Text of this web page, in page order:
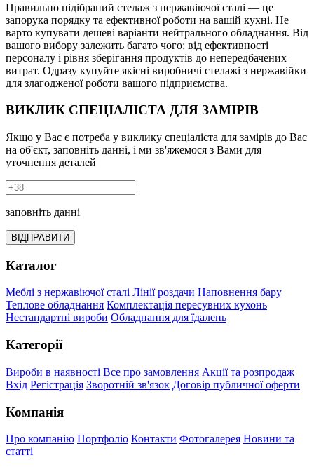
Правильно підібраний стелаж з нержавіючої сталі — це
запорука порядку та ефективної роботи на вашій кухні. Не
варто купувати дешеві варіанти нейтрального обладнання. Від
вашого вибору залежить багато чого: від ефективності
персоналу і рівня зберігання продуктів до непередбачених
витрат. Одразу купуйте якісні виробничі стелажі з нержавійки
для злагодженої роботи вашого підприємства.
ВИКЛИК СПЕЦІАЛІСТА ДЛЯ ЗАМІРІВ
Якщо у Вас є потреба у виклику спеціаліста для замірів до Вас
на об'єкт, заповніть данні, і ми зв'яжемося з Вами для
уточнення деталей
заповніть данні
ВІДПРАВИТИ
Каталог
Меблі з нержавіючої сталі Лінії роздачи Наповнення бару
Теплове обладнання Комплектація пересувних кухонь
Нестандартні вироби Обладнання для їдалень
Категорії
Вироби в наявності Все про замовлення Акції та розпродаж
Вхід Регістрація Зворотній зв'язок Договір публичної оферти
Компанія
Про компанію Портфоліо Контакти Фотогалерея Новини та
статті